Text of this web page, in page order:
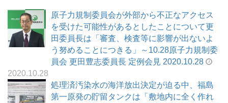
原子力規制委員会が外部から不正なアクセス
を受けた可能性があるとしたことについて更
田委員長は「審査、検査等に影響が出ないよ
う努めることにつきる」～10.28原子力規制委
員会 更田豊志委員長 定例会見 2020.10.28
2020.10.28
処理済汚染水の海洋放出決定が迫る中、福島
第一原発の貯留タンクは「敷地内に全く作れ